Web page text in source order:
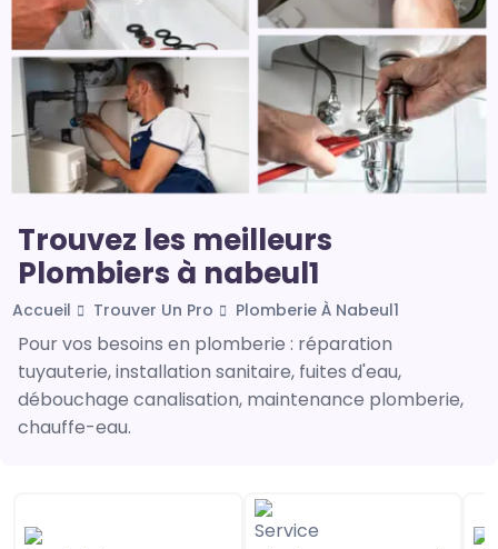
Trouvez les meilleurs
Plombiers à nabeul1
Accueil Trouver Un Pro Plomberie À Nabeul1
Pour vos besoins en plomberie : réparation
tuyauterie, installation sanitaire, fuites d'eau,
débouchage canalisation, maintenance plomberie,
chauffe-eau.